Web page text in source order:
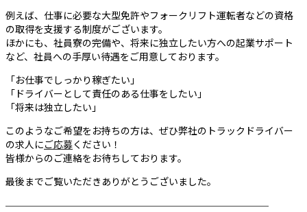
例えば、仕事に必要な大型免許やフォークリフト運転者などの資格
の取得を支援する制度がございます。
ほかにも、社員寮の完備や、将来に独立したい方への起業サポート
など、社員への手厚い待遇をご用意しております。
「お仕事でしっかり稼ぎたい」
「ドライバーとして責任のある仕事をしたい」
「将来は独立したい」
このようなご希望をお持ちの方は、ぜひ弊社のトラックドライバー
の求人にご応募ください！
皆様からのご連絡をお待ちしております。
最後までご覧いただきありがとうございました。
────────────────────────